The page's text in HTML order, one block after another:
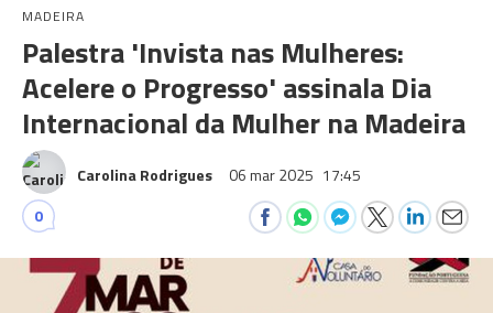
MADEIRA
Palestra 'Invista nas Mulheres:
Acelere o Progresso' assinala Dia
Internacional da Mulher na Madeira
Carolina Rodrigues 06 mar 2025 17:45
0